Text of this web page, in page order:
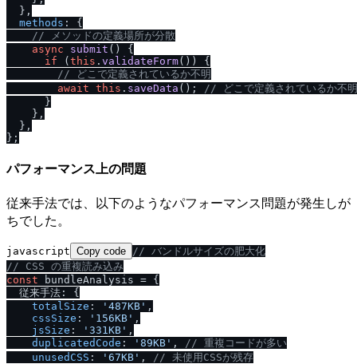
  },
methods : {
/ / メソッドの定義場所が分散
async
submit ( ) {
if ( this . validateForm()) {
/ / どこで定義されているか不明
await this . saveData (); / / どこで定義されているか不明
      }
    },
  },
パフォーマンス上の問題
従来手法では、以下のようなパフォーマンス問題が発生しが
ちでした。
javascript Copy code // バンドルサイズの肥大化
// CSS の重複読み込み
const bundleAnalysis = {
  従来手法: {
totalSize : '487KB' ,
cssSize : '156KB' ,
jsSize : '331KB' ,
duplicatedCode : '89KB' , // 重複コードが多い
unusedCSS : '67KB' , // 未使用CSSが残存